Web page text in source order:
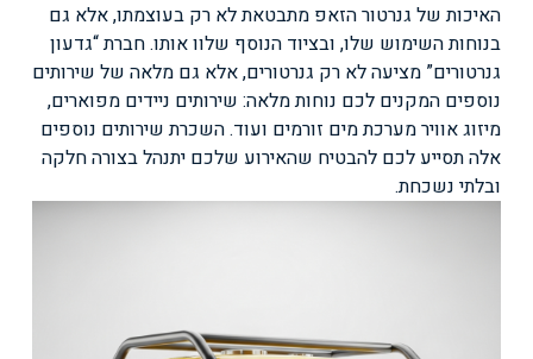
האיכות של גנרטור הזאפ מתבטאת לא רק בעוצמתו, אלא גם
בנוחות השימוש שלו, ובציוד הנוסף שלוו אותו. חברת “גדעון
גנרטורים” מציעה לא רק גנרטורים, אלא גם מלאה של שירותים
נוספים המקנים לכם נוחות מלאה: שירותים ניידים מפוארים,
מיזוג אוויר מערכת מים זורמים ועוד. השכרת שירותים נוספים
אלה תסייע לכם להבטיח שהאירוע שלכם יתנהל בצורה חלקה
ובלתי נשכחת.